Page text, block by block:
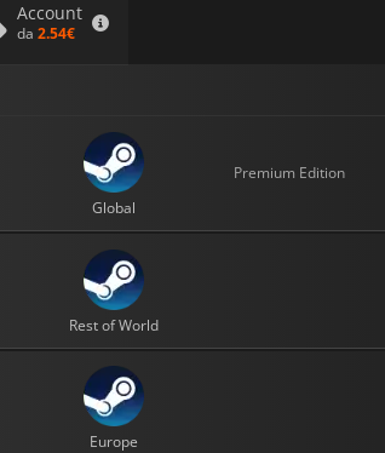
Account
da 2.54€
Global
Premium Edition
Rest of World
Europe